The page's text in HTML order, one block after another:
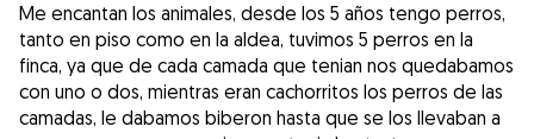
Me encantan los animales, desde los 5 años tengo perros,
tanto en piso como en la aldea, tuvimos 5 perros en la
finca, ya que de cada camada que tenian nos quedabamos
con uno o dos, mientras eran cachorritos los perros de las
camadas, le dabamos biberon hasta que se los llevaban a